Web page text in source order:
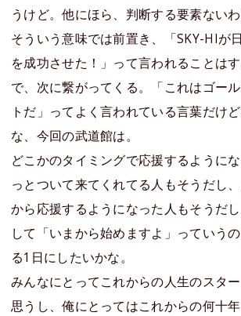
うけど。他にほら、判断する要素ないわ
そういう意味では前置き、「SKY-HIが
を成功させた！」って言われることは
で、次に繋がってくる。「これはゴー
トだ」ってよく言われている言葉だけ
な、今回の武道館は。
どこかのタイミングで応援するように
っとついて来てくれてる人もそうだし
から応援するようになった人もそうだ
して「いまから始めますよ」っていう
る1日にしたいかな。
みんなにとってこれからの人生のスタ
思うし、俺にとってはこれからの何十